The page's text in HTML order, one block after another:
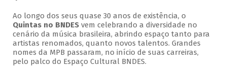
Ao longo dos seus quase 30 anos de existência, o
Quintas no BNDESvem celebrando a diversidade no
cenário da música brasileira, abrindo espaço tanto para
artistas renomados, quanto novos talentos. Grandes
nomes da MPB passaram, no início de suas carreiras,
pelo palco do Espaço Cultural BNDES.